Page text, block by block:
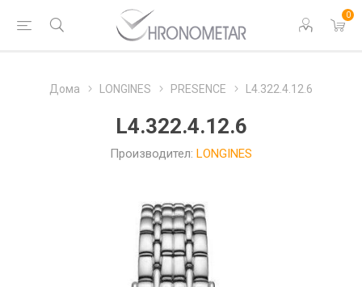
0
Дома LONGINES PRESENCE L4.322.4.12.6
L4.322.4.12.6
Производител: LONGINES